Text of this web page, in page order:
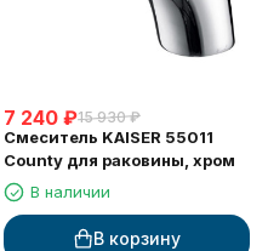
7 240 ₽15 930 ₽
Смеситель KAISER 55011
County для раковины, хром
В наличии
В корзину